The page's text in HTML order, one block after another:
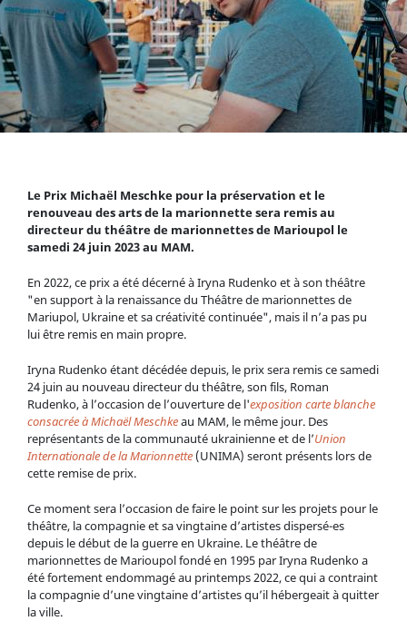
Le Prix Michaël Meschke pour la préservation et le
renouveau des arts de la marionnette sera remis au
directeur du théâtre de marionnettes de Marioupol le
samedi 24 juin 2023 au MAM.
En 2022, ce prix a été décerné à Iryna Rudenko et à son théâtre
"en support à la renaissance du Théâtre de marionnettes de
Mariupol, Ukraine et sa créativité continuée", mais il n’a pas pu
lui être remis en main propre.
Iryna Rudenko étant décédée depuis, le prix sera remis ce samedi
24 juin au nouveau directeur du théâtre, son fils, Roman
Rudenko, à l’occasion de l’ouverture de l'exposition carte blanche
consacrée à Michaël Meschkeau MAM, le même jour. Des
représentants de la communauté ukrainienne et de l’Union
Internationale de la Marionnette (UNIMA) seront présents lors de
cette remise de prix.
Ce moment sera l’occasion de faire le point sur les projets pour le
théâtre, la compagnie et sa vingtaine d’artistes dispersé-es
depuis le début de la guerre en Ukraine. Le théâtre de
marionnettes de Marioupol fondé en 1995 par Iryna Rudenko a
été fortement endommagé au printemps 2022, ce qui a contraint
la compagnie d’une vingtaine d’artistes qu’il hébergeait à quitter
la ville.